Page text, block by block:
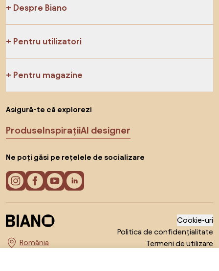
Despre Biano
Pentru utilizatori
Pentru magazine
Asigură-te că explorezi
ProduseInspirațiiAI designer
Ne poți găsi pe rețelele de socializare
Alege țara
Cookie-uri
Politica de confidențialitate
Termeni de utilizare